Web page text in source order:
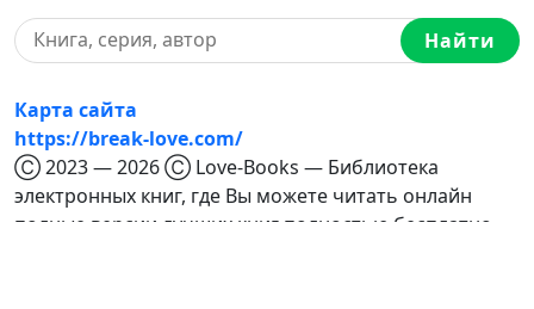
Найти
Карта сайта
https://break-love.com/
Ⓒ 2023 — 2026 Ⓒ Love-Books — Библиотека
электронных книг, где Вы можете читать онлайн
полные версии лучших книг полностью бесплатно